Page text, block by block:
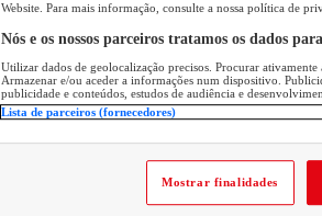
Website. Para mais informação, consulte a nossa política de
Nós e os nossos parceiros tratamos os dados
Utilizar dados de geolocalização precisos. Procurar
Armazenar e/ou aceder a informações num dispositivo.
publicidade e conteúdos, estudos de audiência e
Lista de parceiros (fornecedores)
Mostrar finalidades